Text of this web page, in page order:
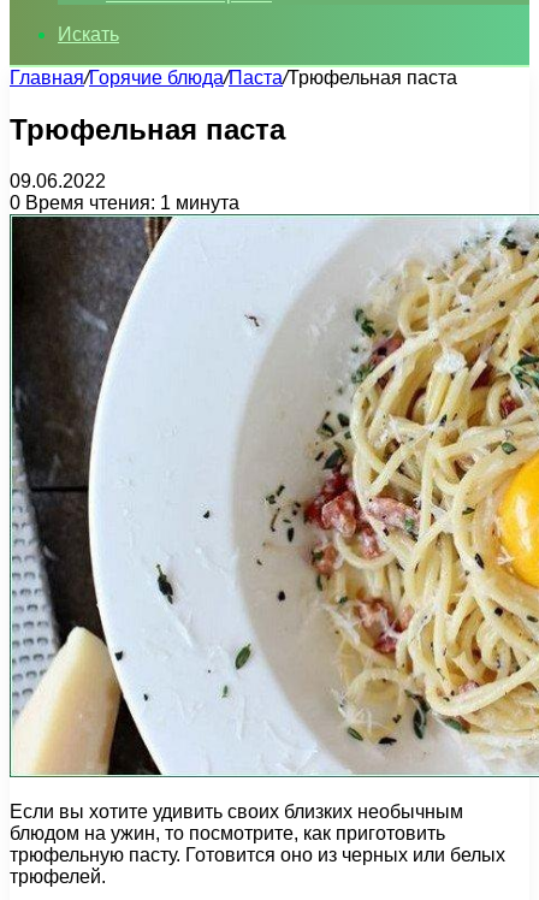
Искать
Главная/Горячие блюда/Паста/Трюфельная паста
Трюфельная паста
09.06.2022
0 Время чтения: 1 минута
Если вы хотите удивить своих близких необычным
блюдом на ужин, то посмотрите, как приготовить
трюфельную пасту. Готовится оно из черных или белых
трюфелей.